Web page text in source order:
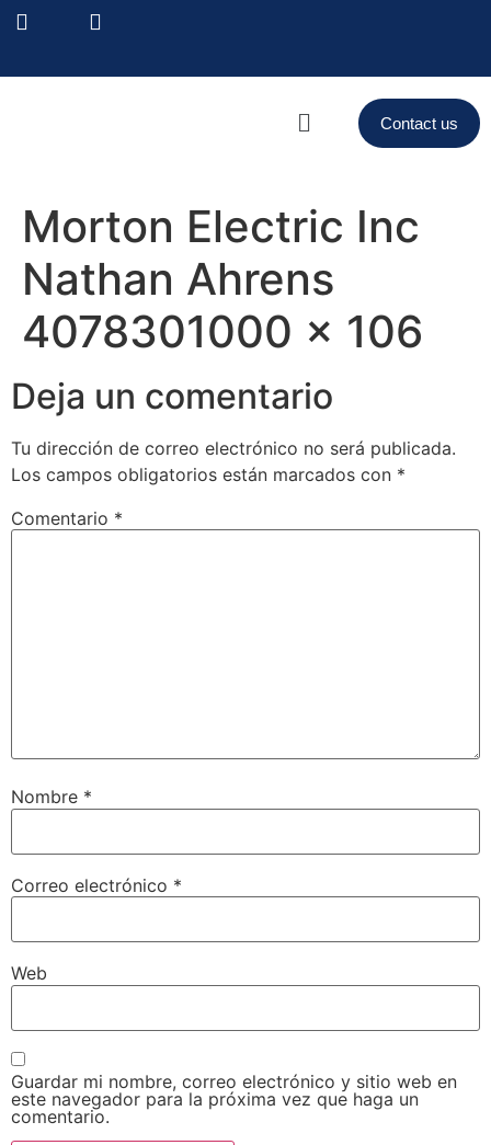
Contact us
Morton Electric Inc
Nathan Ahrens
4078301000 x 106
Deja un comentario
Tu dirección de correo electrónico no será publicada.
Los campos obligatorios están marcados con *
Comentario *
Nombre *
Correo electrónico *
Web
Guardar mi nombre, correo electrónico y sitio web en
este navegador para la próxima vez que haga un
comentario.